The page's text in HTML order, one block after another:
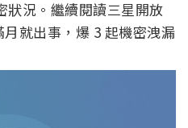
狀況。繼續閱讀三星開放
就出事，爆 3 起機密洩漏